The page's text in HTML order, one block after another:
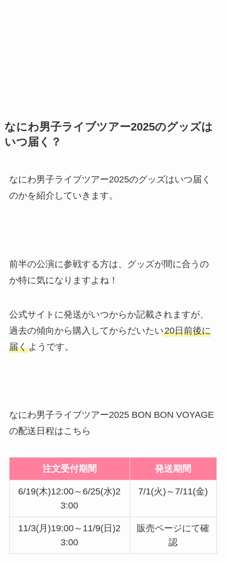
なにわ男子ライブツアー2025のグッズは
いつ届く？
なにわ男子ライブツアー2025のグッズはいつ届く
のかを紹介していきます。
前半の公演に参戦する方は、グッズが間に合うの
か特に気になりますよね！
公式サイトに発送がいつからか記載されますが、
過去の傾向から 購入してからだいたい20日前後に
届くようです。
なにわ男子ライブツアー2025 BON BON VOYAGE
の配送日程はこちら
注文受付期間 発送期間
6/19(木)12:00～6/25(水)2
3:00
7/1(火)～7/11(金)
11/3(月)19:00～11/9(日)2
3:00
販売ページにて確
認